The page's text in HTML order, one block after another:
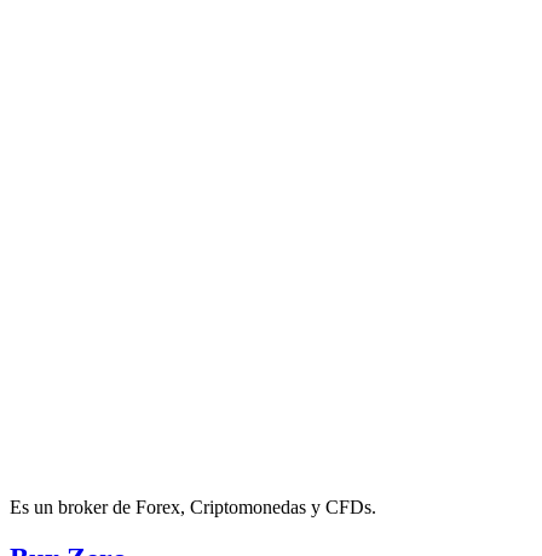
Es un broker de Forex, Criptomonedas y CFDs.